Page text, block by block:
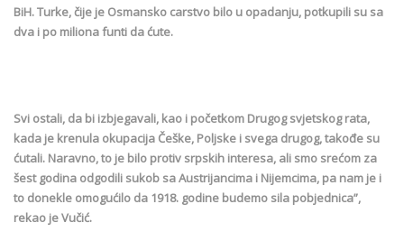
BiH. Turke, čije je Osmansko carstvo bilo u opadanju, potkupili su sa
dva i po miliona funti da ćute.
Svi ostali, da bi izbjegavali, kao i početkom Drugog svjetskog rata,
kada je krenula okupacija Češke, Poljske i svega drugog, takođe su
ćutali. Naravno, to je bilo protiv srpskih interesa, ali smo srećom za
šest godina odgodili sukob sa Austrijancima i Nijemcima, pa nam je i
to donekle omogućilo da 1918. godine budemo sila pobjednica”,
rekao je Vučić.